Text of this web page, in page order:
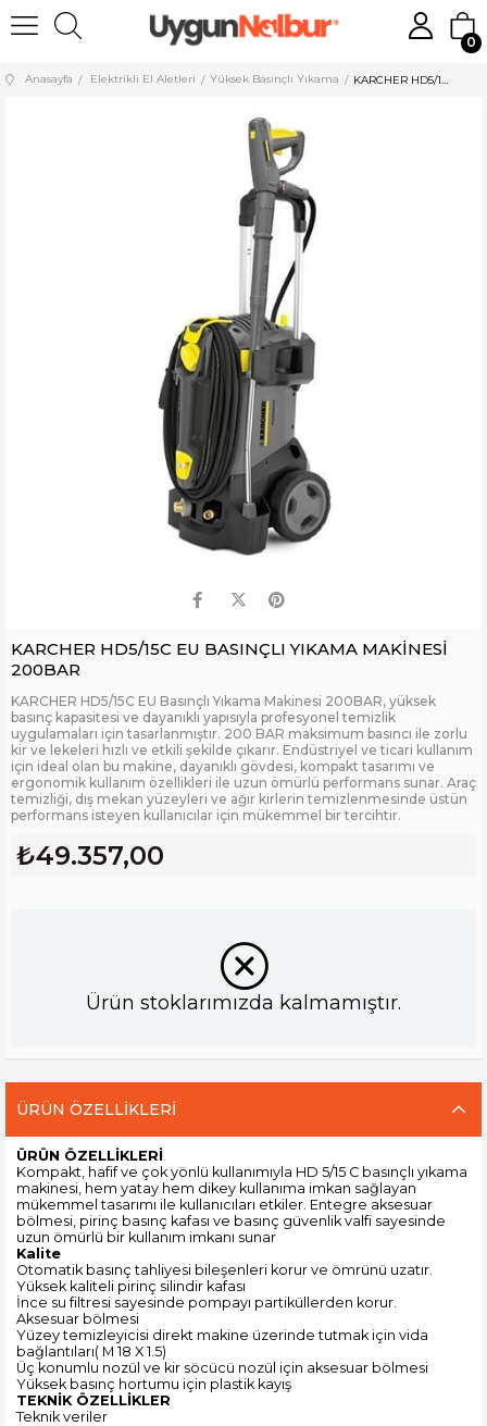
0
Anasayfa Elektrikli El Aletleri Yüksek Basınçlı Yıkama
KARCHER HD5/15C EU BASINÇLI YIKAMA MAKİNESİ
200BAR
KARCHER HD5/15C EU Basınçlı Yıkama Makinesi 200BAR, yüksek
basınç kapasitesi ve dayanıklı yapısıyla profesyonel temizlik
uygulamaları için tasarlanmıştır. 200 BAR maksimum basıncı ile zorlu
kir ve lekeleri hızlı ve etkili şekilde çıkarır. Endüstriyel ve ticari kullanım
için ideal olan bu makine, dayanıklı gövdesi, kompakt tasarımı ve
ergonomik kullanım özellikleri ile uzun ömürlü performans sunar. Araç
temizliği, dış mekan yüzeyleri ve ağır kirlerin temizlenmesinde üstün
performans isteyen kullanıcılar için mükemmel bir tercihtir.
₺49.357,00
Ürün stoklarımızda kalmamıştır.
ÜRÜN ÖZELLIKLERI
ÜRÜN ÖZELLİKLERİ
Kompakt, hafif ve çok yönlü kullanımıyla HD 5/15 C basınçlı yıkama
makinesi, hem yatay hem dikey kullanıma imkan sağlayan
mükemmel tasarımı ile kullanıcıları etkiler. Entegre aksesuar
bölmesi, pirinç basınç kafası ve basınç güvenlik valfi sayesinde
uzun ömürlü bir kullanım imkanı sunar
Kalite
Otomatik basınç tahliyesi bileşenleri korur ve ömrünü uzatır.
Yüksek kaliteli pirinç silindir kafası
İnce su filtresi sayesinde pompayı partiküllerden korur.
Aksesuar bölmesi
Yüzey temizleyicisi direkt makine üzerinde tutmak için vida
bağlantıları( M 18 X 1.5)
Üç konumlu nozül ve kir söcücü nozül için aksesuar bölmesi
Yüksek basınç hortumu için plastik kayış
TEKNİK ÖZELLİKLER
Teknik veriler